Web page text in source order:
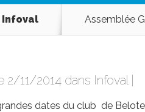
Infoval Assemblée
2/11/2014 dans Infoval|
dates du club de